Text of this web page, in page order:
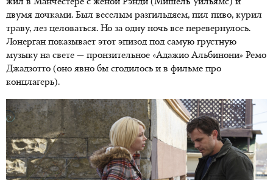
жил в Манчестере с женой Рэнди (Мишель Уильямс) и
двумя дочками. Был веселым разгильдяем, пил пиво, курил
траву, лез целоваться. Но за одну ночь все перевернулось.
Лонерган показывает этот эпизод под самую грустную
музыку на свете — пронзительное «Адажио Альбинони» Ремо
Джадзотто (оно явно бы сгодилось и в фильме про
концлагерь).